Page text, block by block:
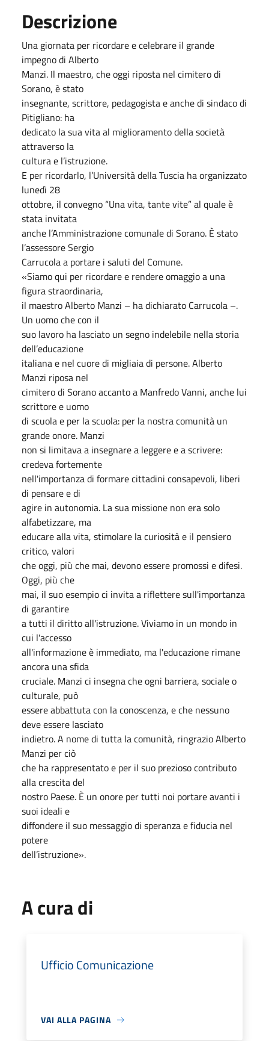
Descrizione
Una giornata per ricordare e celebrare il grande
impegno di Alberto
Manzi. Il maestro, che oggi riposta nel cimitero di
Sorano, è stato
insegnante, scrittore, pedagogista e anche di sindaco di
Pitigliano: ha
dedicato la sua vita al miglioramento della società
attraverso la
cultura e l’istruzione.
E per ricordarlo, l’Università della Tuscia ha organizzato
lunedì 28
ottobre, il convegno “Una vita, tante vite” al quale è
stata invitata
anche l’Amministrazione comunale di Sorano. È stato
l’assessore Sergio
Carrucola a portare i saluti del Comune.
«Siamo qui per ricordare e rendere omaggio a una
figura straordinaria,
il maestro Alberto Manzi – ha dichiarato Carrucola –.
Un uomo che con il
suo lavoro ha lasciato un segno indelebile nella storia
dell’educazione
italiana e nel cuore di migliaia di persone. Alberto
Manzi riposa nel
cimitero di Sorano accanto a Manfredo Vanni, anche lui
scrittore e uomo
di scuola e per la scuola: per la nostra comunità un
grande onore. Manzi
non si limitava a insegnare a leggere e a scrivere:
credeva fortemente
nell'importanza di formare cittadini consapevoli, liberi
di pensare e di
agire in autonomia. La sua missione non era solo
alfabetizzare, ma
educare alla vita, stimolare la curiosità e il pensiero
critico, valori
che oggi, più che mai, devono essere promossi e difesi.
Oggi, più che
mai, il suo esempio ci invita a riflettere sull'importanza
di garantire
a tutti il diritto all'istruzione. Viviamo in un mondo in
cui l'accesso
all'informazione è immediato, ma l'educazione rimane
ancora una sfida
cruciale. Manzi ci insegna che ogni barriera, sociale o
culturale, può
essere abbattuta con la conoscenza, e che nessuno
deve essere lasciato
indietro. A nome di tutta la comunità, ringrazio Alberto
Manzi per ciò
che ha rappresentato e per il suo prezioso contributo
alla crescita del
nostro Paese. È un onore per tutti noi portare avanti i
suoi ideali e
diffondere il suo messaggio di speranza e fiducia nel
potere
dell’istruzione».
A cura di
Ufficio Comunicazione
VAI ALLA PAGINA